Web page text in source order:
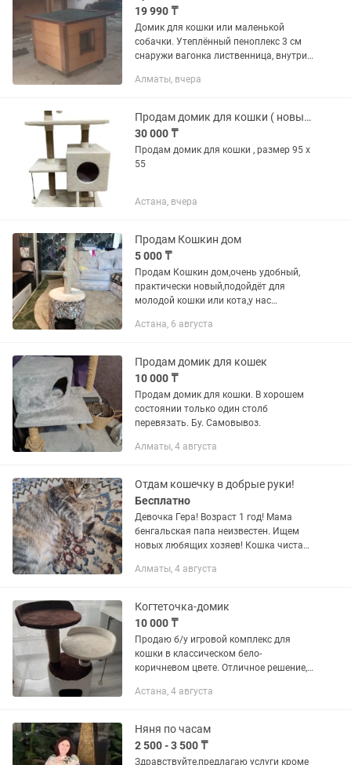
19 990 ₸
Домик для кошки или маленькой
собачки. Утеплённый пеноплекс 3 см
снаружи вагонка лиственница, внутри
44х44х44 крыша съёмная для уборки
Алматы, вчера
Продам домик для кошки ( новый в упаковке )
30 000 ₸
Продам домик для кошки , размер 95 x
55
Астана, вчера
Продам Кошкин дом
5 000 ₸
Продам Кошкин дом,очень удобный,
практически новый,подойдёт для
молодой кошки или кота,у нас
занимает много места
Астана, 6 августа
Продам домик для кошек
10 000 ₸
Продам домик для кошки. В хорошем
состоянии только один столб
перевязать. Бу. Самовывоз.
Алматы, 4 августа
Отдам кошечку в добрые руки!
Бесплатно
Девочка Гера! Возраст 1 год! Мама
бенгальская папа неизвестен. Ищем
новых любящих хозяев! Кошка чистая,
Отлично ладит с другими домашними
Алматы, 4 августа
Когтеточка-домик
10 000 ₸
Продаю б/у игровой комплекс для
кошки в классическом бело-
коричневом цвете. Отличное решение,
мебель от царапин. Характеристики и
Астана, 4 августа
Няня по часам
2 500 - 3 500 ₸
Здравствуйте,предлагаю услуги кроме